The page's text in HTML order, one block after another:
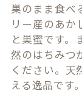
巣のまま食べ
リー産のあか
と巣蜜です。
然のはちみつ
ください。天
える逸品です。